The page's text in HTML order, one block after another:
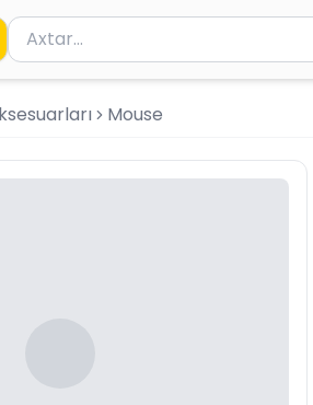
Məhsul axtar
Axtarış üçün ən azı 2 simvol
Mouse